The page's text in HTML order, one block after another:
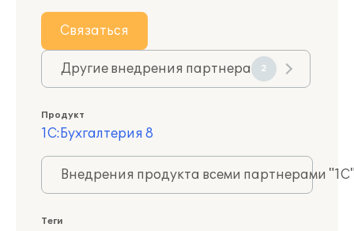
Связаться
Другие внедрения партнера 2
Продукт
1С:Бухгалтерия 8
Внедрения продукта всеми партнерами
Теги